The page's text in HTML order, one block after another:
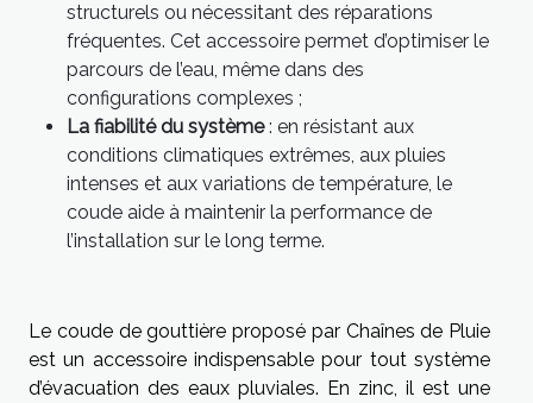
structurels ou nécessitant des réparations
fréquentes. Cet accessoire permet d’optimiser le
parcours de l’eau, même dans des
configurations complexes ;
La fiabilité du système: en résistant aux
conditions climatiques extrêmes, aux pluies
intenses et aux variations de température, le
coude aide à maintenir la performance de
l’installation sur le long terme.
Le coude de gouttière proposé par Chaînes de Pluie
est un accessoire indispensable pour tout système
d’évacuation des eaux pluviales. En zinc, il est une